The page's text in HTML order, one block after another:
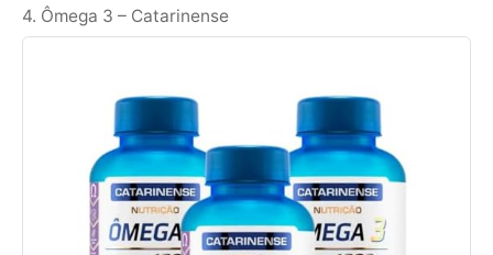
4. Ômega 3 – Catarinense